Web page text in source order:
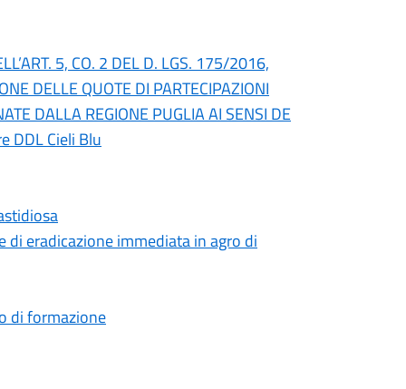
5, CO. 2 DEL D. LGS. 175/2016,
DELLE QUOTE DI PARTECIPAZIONI
DALLA REGIONE PUGLIA AI SENSI DE
DDL Cieli Blu
di eradicazione immediata in agro di
di formazione